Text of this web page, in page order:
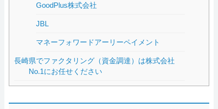
GoodPlus株式会社
JBL
マネーフォワードアーリーペイメント
長崎県でファクタリング（資金調達）は株式会社
No.1にお任せください